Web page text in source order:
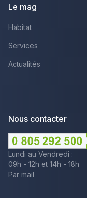
Le mag
Habitat
Services
Actualités
Nous contacter
Lundi au Vendredi :
09h - 12h et 14h - 18h
Par mail